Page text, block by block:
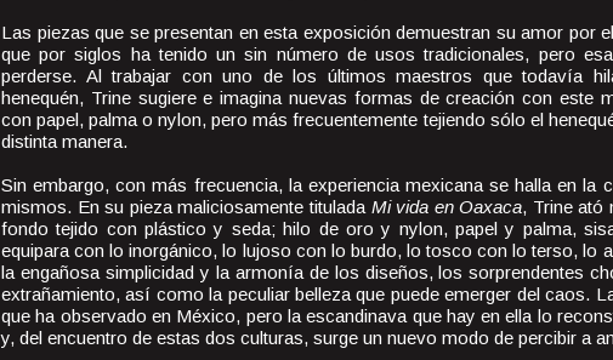
Las piezas que se presentan en esta exposición demuestran su amor por
que por siglos ha tenido un sin número de usos tradicionales, pero
perderse. Al trabajar con uno de los últimos maestros que todavía
henequén, Trine sugiere e imagina nuevas formas de creación con este
con papel, palma o nylon, pero más frecuentemente tejiendo sólo el
distinta manera.
Sin embargo, con más frecuencia, la experiencia mexicana se halla en la
mismos. En su pieza maliciosamente titulada Mi vida en Oaxaca, Trine ató
fondo tejido con plástico y seda; hilo de oro y nylon, papel y palma,
equipara con lo inorgánico, lo lujoso con lo burdo, lo tosco con lo terso, lo
la engañosa simplicidad y la armonía de los diseños, los sorprendentes
extrañamiento, así como la peculiar belleza que puede emerger del caos.
que ha observado en México, pero la escandinava que hay en ella lo
y, del encuentro de estas dos culturas, surge un nuevo modo de percibir a